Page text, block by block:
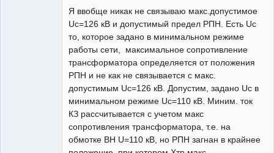
Я ввобще никак не связываю макс.допустимое
Uc=126 кВ и допустимый предел РПН. Есть Uc
то, которое задано в минимальном режиме
работы сети, максимальное сопротивление
трансформатора определяется от положения
РПН и не как не связывается с макс.
допустимым Uc=126 кВ. Допустим, задано Uс в
минимальном режиме Uc=110 кВ. Миним. ток
КЗ рассчитывается с учетом макс
сопротивления трансформатора, т.е. на
обмотке ВН U=110 кВ, но РПН загнан в крайнее